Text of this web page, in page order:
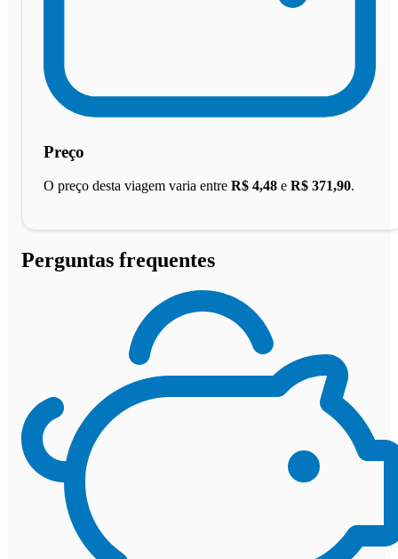
Preço
O preço desta viagem varia entre R$ 4,48 e R$ 371,90.
Perguntas frequentes